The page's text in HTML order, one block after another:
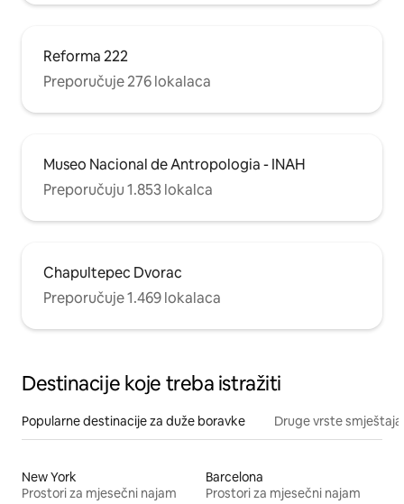
Reforma 222
Preporučuje 276 lokalaca
Museo Nacional de Antropologia - INAH
Preporučuju 1.853 lokalca
Chapultepec Dvorac
Preporučuje 1.469 lokalaca
Destinacije koje treba istražiti
Popularne destinacije za duže boravke Druge vrste smještaja
New York
Prostori za mjesečni najam
Barcelona
Prostori za mjesečni najam